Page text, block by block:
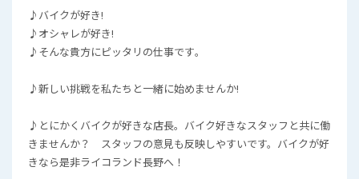
♪バイクが好き!
♪オシャレが好き!
♪そんな貴方にピッタリの仕事です｡
♪新しい挑戦を私たちと一緒に始めませんか!
♪とにかくバイクが好きな店長。バイク好きなスタッフと共に働
きませんか？ スタッフの意見も反映しやすいです。バイクが好
きなら是非ライコランド長野へ！